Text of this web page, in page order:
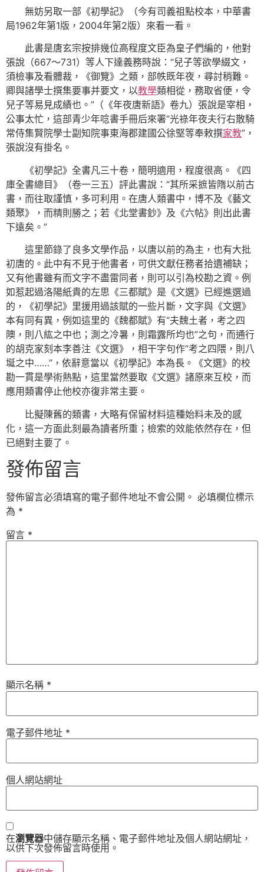
無妨另取一部《初學記》（今有司義祖點校本，中華書
局1962年第1版，2004年第2版）來看一看。
此書是唐玄宗按排幾位高程度文臣為皇子們編的，他對
張說（667～731）等人下達義務時說：“兒子等欲學綴文，
須檢事及看體裁，《御覽》之類，部帙既年夜，尋討稍難。
卿與諸學士撰集要事并要文，以教學類相從，務取省便，令
兒子等易見成績也。”（《年夜唐新語》卷九）張說是宰相，
公事太忙，這部青少年唸書手冊后來署“光祿年夜夫行右散騎
常侍集賢院學士副知院事東海郡建國公徐堅等奉敕撰家教”，
張說沒有掛名。
《初學記》全書凡三十卷，簡明適用，程度很高。《四
庫全書總目》（卷一三五）評此書說：“其所采摭皆隋以前古
書，而往取謹慎，多可利用。在唐人類書中，博不及《藝文
類聚》，而精則勝之；若《北堂書鈔》及《六帖》則出此書
下遠矣。”
這里節錄了良多文學作品，以唐以前的為主，也有大批
初唐的。此中有不見于他書者，可供文獻任務者拾遺補缺；
又有他書雖有而文字不盡雷同者，則可以引為校勘之資。例
如惹起過洛陽紙貴的左思《三都賦》是《文選》已經進選過
的，《初學記》里援用過該賦的一些片斷，文字與《文選》
本有同有異，例如這里的《魏都賦》有“夫魏土者，考之四
隩，則八紘之中也；測之冷暑，則霜露所均也”之句，而通行
的胡克家刻本李善注《文選》，相干字句作“考之四隈，則八
埏之中……”，依辭意當以《初學記》本為長。《文選》的校
勘一貫是學術熱點，這里當然要取《文選》諸原來互校，而
應用類書停止他校亦復非常主要。
比擬陳舊的類書，大略有保留材料這種始料未及的感
化，這一方面此刻最為讀者所重；檢索的效能依然存在，但
已絕對主要了。
發佈留言
發佈留言必須填寫的電子郵件地址不會公開。 必填欄位標示
為 *
留言 *
顯示名稱 *
電子郵件地址 *
個人網站網址
在瀏覽器中儲存顯示名稱、電子郵件地址及個人網站網址，
以供下次發佈留言時使用。